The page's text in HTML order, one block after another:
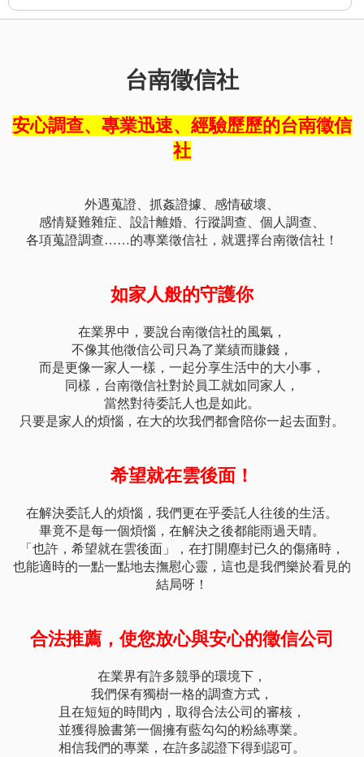
台南徵信社
安心調查、專業迅速、經驗歷歷的台南徵信
社
外遇蒐證、抓姦證據、感情破壞、
感情疑難雜症、設計離婚、行蹤調查、個人調查、
各項蒐證調查……的專業徵信社，就選擇台南徵信社！
如家人般的守護你
在業界中，要說台南徵信社的風氣，
不像其他徵信公司只為了業績而賺錢，
而是更像一家人一樣，一起分享生活中的大小事，
同樣，台南徵信社對於員工就如同家人，
當然對待委託人也是如此。
只要是家人的煩惱，在大的坎我們都會陪你一起去面對。
希望就在雲後面！
在解決委託人的煩惱，我們更在乎委託人往後的生活。
畢竟不是每一個煩惱，在解決之後都能雨過天晴。
「也許，希望就在雲後面」，在打開塵封已久的傷痛時，
也能適時的一點一點地去撫慰心靈，這也是我們樂於看見的
結局呀！
合法推薦，使您放心與安心的徵信公司
在業界有許多競爭的環境下，
我們保有獨樹一格的調查方式，
且在短短的時間內，取得合法公司的審核，
並獲得臉書第一個擁有藍勾勾的粉絲專業。
相信我們的專業，在許多認證下得到認可。